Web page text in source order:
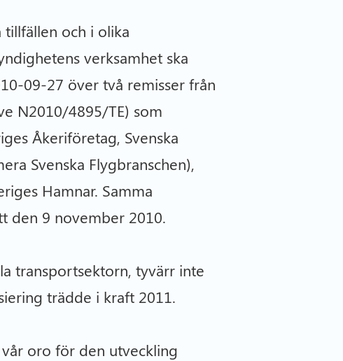
tillfällen och i olika
verksamhet ska
09-27 över två remisser från
N2010/4895/TE) som
Åkeriföretag, Svenska
Svenska Flygbranschen),
Hamnar. Samma
den 9 november 2010.
transportsektorn, tyvärr inte
trädde i kraft 2011.
oro för den utveckling